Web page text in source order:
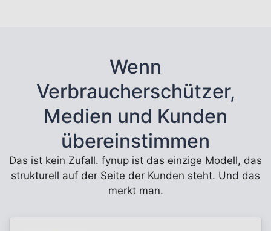
Wenn
Verbraucherschützer,
Medien und Kunden
übereinstimmen
Das ist kein Zufall. fynup ist das einzige Modell, das
strukturell auf der Seite der Kunden steht. Und das
merkt man.